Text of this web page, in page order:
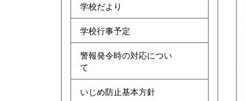
学校だより
学校行事予定
警報発令時の対応につい
て
いじめ防止基本方針